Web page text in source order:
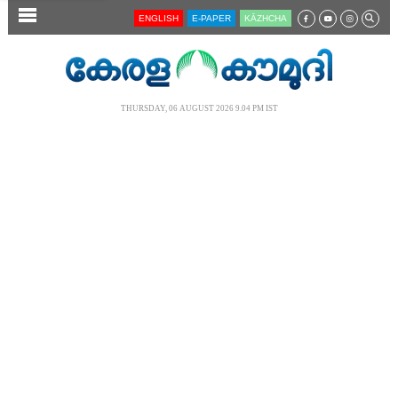
SECTIONS ENGLISH E-PAPER KĀZHCHA
THURSDAY, 06 AUGUST 2026 9.04 PM IST